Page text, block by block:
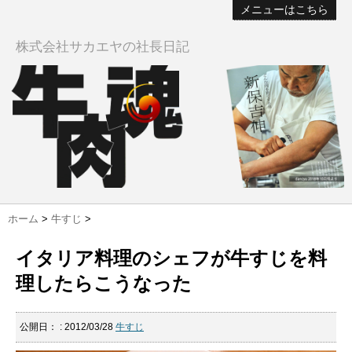
メニューはこちら
株式会社サカエヤの社長日記
ホーム > 牛すじ >
イタリア料理のシェフが牛すじを料
理したらこうなった
公開日： : 2012/03/28 牛すじ